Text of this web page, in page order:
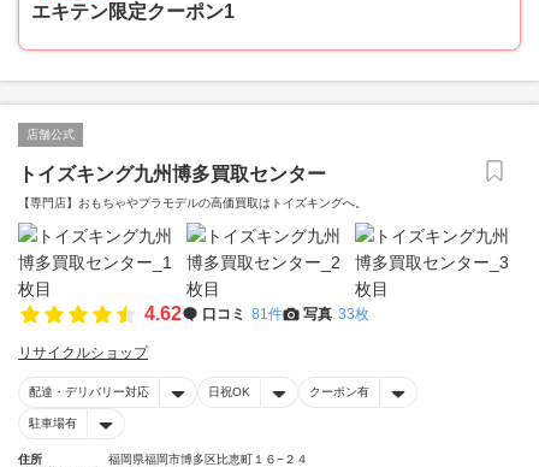
エキテン限定クーポン1
店舗公式
トイズキング九州博多買取センター
【専門店】おもちゃやプラモデルの高価買取はトイズキングへ。‎
4.62 口コミ 81件 写真 33枚
リサイクルショップ
配達・デリバリー対応 日祝OK クーポン有
駐車場有
住所
福岡県福岡市博多区比恵町１６−２４